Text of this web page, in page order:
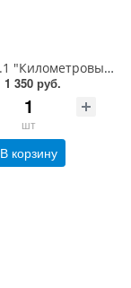
Знак 6.14.1 "Километровый знак",350*700Тип А (1б) Микропризм. (7-9 лет)металл 0.8 мм
1 350 руб.
шт
В корзину